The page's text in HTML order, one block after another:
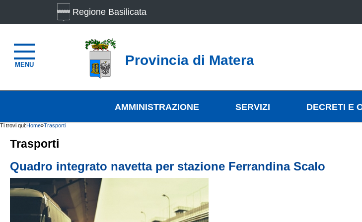
MENU
Regione Basilicata
Provincia di Matera
AMMINISTRAZIONE SERVIZI DECRETI E
Ti trovi qui:Home»Trasporti
Trasporti
Quadro integrato navetta per stazione Ferrandina Scalo